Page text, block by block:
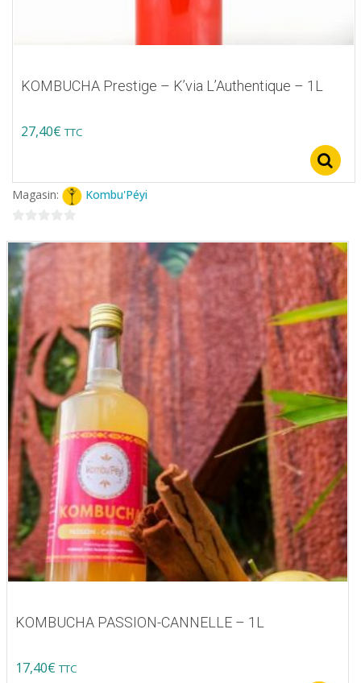
KOMBUCHA Prestige – K’via L’Authentique – 1L
27,40€ TTC
Magasin: Kombu'Péyi
sur
KOMBUCHA PASSION-CANNELLE – 1L
17,40€ TTC